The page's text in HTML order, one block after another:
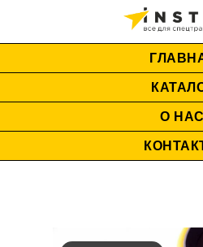
О НАС